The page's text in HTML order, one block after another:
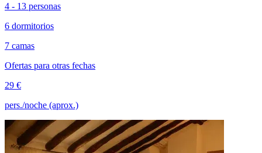
4 - 13 personas
6 dormitorios
7 camas
Ofertas para otras fechas
29 €
pers./noche (aprox.)